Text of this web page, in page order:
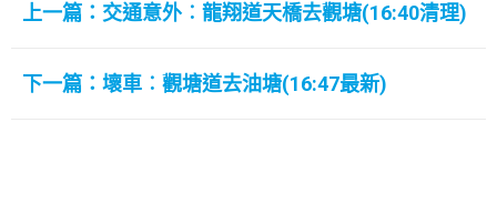
上一篇：交通意外︰龍翔道天橋去觀塘(16:40清理)
下一篇：壞車︰觀塘道去油塘(16:47最新)